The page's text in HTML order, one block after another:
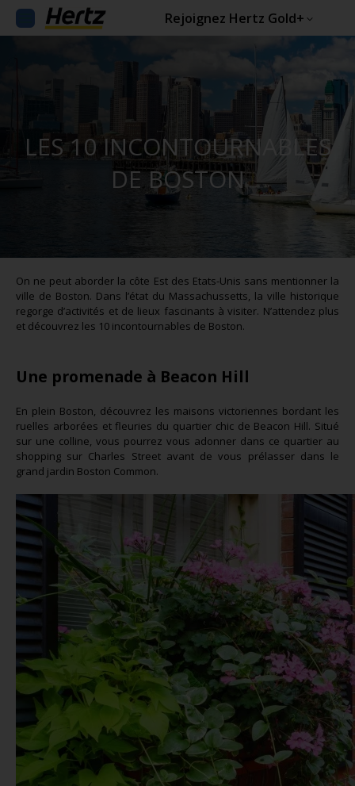
Rejoignez Hertz Gold+
LES 10 INCONTOURNABLES
DE BOSTON
On ne peut aborder la côte Est des Etats-Unis sans mentionner la
ville de Boston. Dans l’état du Massachussetts, la ville historique
regorge d’activités et de lieux fascinants à visiter. N’attendez plus
et découvrez les 10 incontournables de Boston.
Une promenade à Beacon Hill
En plein Boston, découvrez les maisons victoriennes bordant les
ruelles arborées et fleuries du quartier chic de Beacon Hill. Situé
sur une colline, vous pourrez vous adonner dans ce quartier au
shopping sur Charles Street avant de vous prélasser dans le
grand jardin Boston Common.